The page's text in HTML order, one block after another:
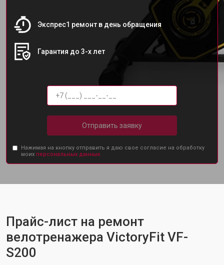
Экспрес1 ремонт в день обращения
Гарантия до 3-х лет
Отправить заявку
Нажимая на кнопку отправить я даю свое согласие на обработку
моих персональных данных.
Прайс-лист на ремонт
велотренажера VictoryFit VF-
S200